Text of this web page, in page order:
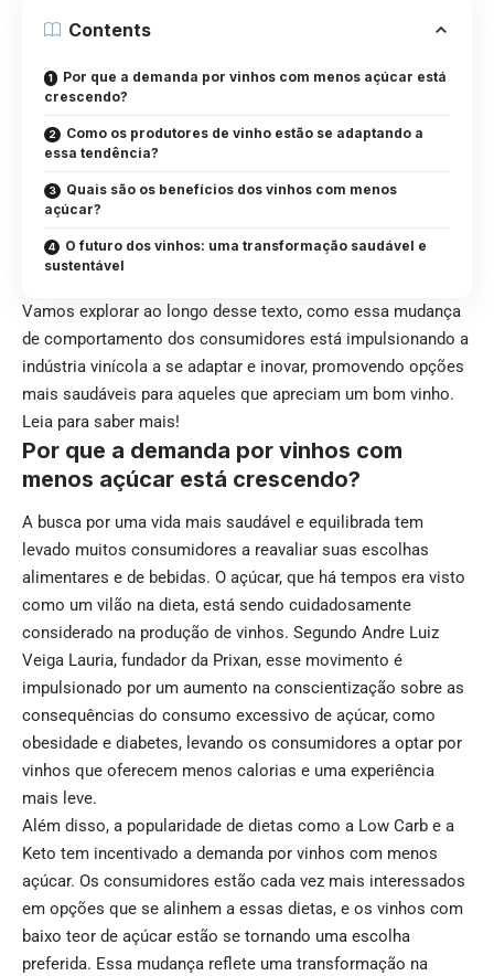
Contents
Por que a demanda por vinhos com menos açúcar está
crescendo?
Como os produtores de vinho estão se adaptando a
essa tendência?
Quais são os benefícios dos vinhos com menos
açúcar?
O futuro dos vinhos: uma transformação saudável e
sustentável
Vamos explorar ao longo desse texto, como essa mudança
de comportamento dos consumidores está impulsionando a
indústria vinícola a se adaptar e inovar, promovendo opções
mais saudáveis para aqueles que apreciam um bom vinho.
Leia para saber mais!
Por que a demanda por vinhos com
menos açúcar está crescendo?
A busca por uma vida mais saudável e equilibrada tem
levado muitos consumidores a reavaliar suas escolhas
alimentares e de bebidas. O açúcar, que há tempos era visto
como um vilão na dieta, está sendo cuidadosamente
considerado na produção de vinhos. Segundo Andre Luiz
Veiga Lauria, fundador da Prixan, esse movimento é
impulsionado por um aumento na conscientização sobre as
consequências do consumo excessivo de açúcar, como
obesidade e diabetes, levando os consumidores a optar por
vinhos que oferecem menos calorias e uma experiência
mais leve.
Além disso, a popularidade de dietas como a Low Carb e a
Keto tem incentivado a demanda por vinhos com menos
açúcar. Os consumidores estão cada vez mais interessados
em opções que se alinhem a essas dietas, e os vinhos com
baixo teor de açúcar estão se tornando uma escolha
preferida. Essa mudança reflete uma transformação na